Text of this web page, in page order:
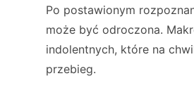
Po postawionym
może być odroczona.
indolentnych, które na
przebieg.